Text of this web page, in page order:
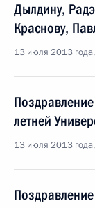
Дылдину,
Краснову,
13 июля 2013
летней
13 июля 2013